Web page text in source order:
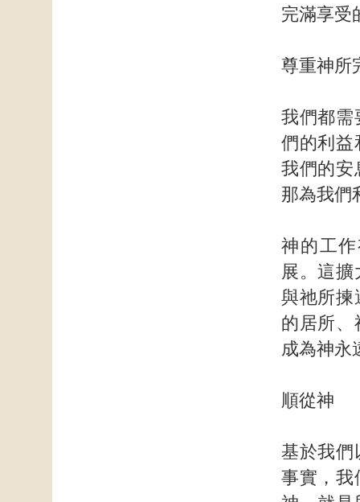
完滿享受
尊重神所
我們都需
們的利益
我們的安
那為我們
神的工
展。這
與祂所揀
的居所、
成為神永
順從神
基於我們
事實，我